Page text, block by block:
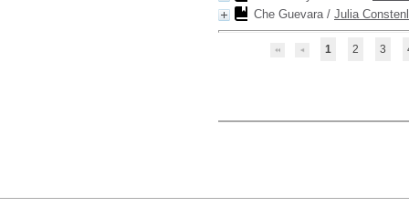
Che Guevara/ Julia
1 2 3